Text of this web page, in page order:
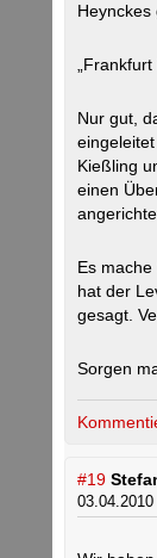
Heynckes
Nur gut,
Kießling
einen
Es
hat der
gesagt.
Sorgen
#19